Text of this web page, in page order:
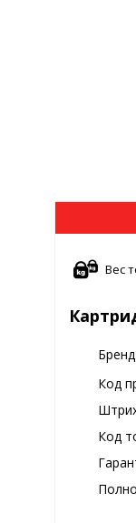
Вес
Бренд
Код
Код